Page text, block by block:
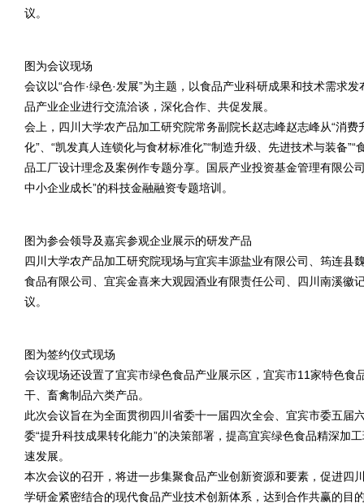
议。
图为会议现场
会议以“合作·绿色·发展”为主题，以食品产业科研成果和技术需求
品产业企业进行交流洽谈，深化合作、共促发展。
会上，四川大学农产品加工研究院常务副院长赵志峰赵志峰从“消
化”、“凯发真人连锁化与食材标准化”“制造升级、先进技术与装备
品工厂设计理念及案例作专题分享。国辰产业投资基金管理有限公
中小企业成长”的科技金融融资专题培训。
图为参会领导及嘉宾参观企业展示的研发产品
四川大学农产品加工研究院现场与宜宾丰源盐业有限公司、筠连县
食品有限公司、宜宾金喜来大观园酒业有限责任公司、四川南溪徽
议。
图为签约仪式现场
会议现场还设置了宜宾市绿色食品产业展示区，宜宾市11家特色
干、畜禽制品六类产品。
此次会议旨在为全面贯彻四川省委十一届四次全会、宜宾市委五届
委“提升科技成果转化能力”的决策部署，提高宜宾绿色食品精深加
速发展。
本次会议的召开，将进一步集聚食品产业创新资源和要素，促进四
学研金紧密结合的现代食品产业技术创新体系，达到合作共赢的目